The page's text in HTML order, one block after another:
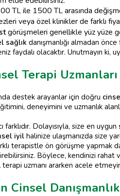
TL ile 1500 TL arasında
veya özel klinikler de farklı
görüşmeleri genellikle yüz yüze
sağlık danışmanlığı almadan önce
faydalı olacaktır. Unutmayın ki,
Terapi
destek arayanlar için doğru
deneyimini ve uzmanlık
Dolayısıyla, size en uygun
iyilhalinize ulaşmanızda size
terapistle ön görüşme yapmak
Böylece, kendinizi rahat
uzmanı ararken acele
Cinsel Danışmanlık